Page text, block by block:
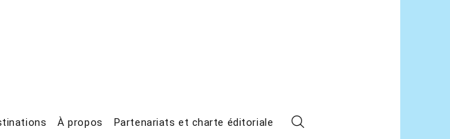
À propos Partenariats et charte éditoriale
ligne pour le voyage
Suivez L’étape suivante sur les